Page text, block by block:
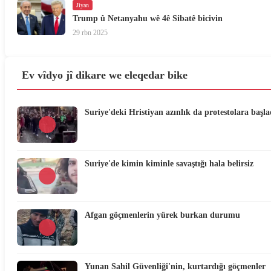
Jiyan
Trump û Netanyahu wê 4ê Sibatê bicivin
29 rbn 2025
Ev vîdyo jî dikare we eleqedar bike
Suriye'deki Hristiyan azınlık da protestolara
Suriye'de kimin kiminle savaştığı hala belirsiz
Afgan göçmenlerin yürek burkan durumu
Yunan Sahil Güvenliği'nin, kurtardığı göçmenler